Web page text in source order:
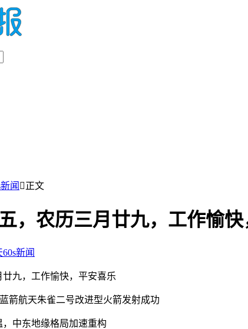
闻 正文
，农历三月廿九，工作愉
新闻
九，工作愉快，平安喜乐
箭航天朱雀二号改进型火箭发射成功
中东地缘格局加速重构